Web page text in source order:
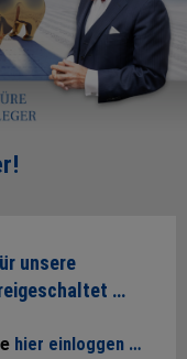
unsere
…
hier einloggen …